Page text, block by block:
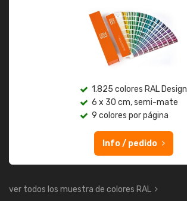
1.825 colores RAL Design
6 x 30 cm, semi-mate
9 colores por página
Info / pedido
ver todos los muestra de colores RAL